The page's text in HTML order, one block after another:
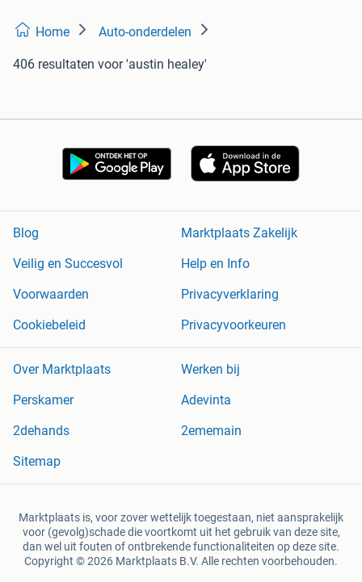
Home Auto-onderdelen
406 resultaten voor 'austin healey'
Blog
Marktplaats Zakelijk
Veilig en Succesvol
Help en Info
Voorwaarden
Privacyverklaring
Cookiebeleid
Privacyvoorkeuren
Over Marktplaats
Werken bij
Perskamer
Adevinta
2dehands
2ememain
Sitemap
Marktplaats is, voor zover wettelijk toegestaan, niet aansprakelijk
voor (gevolg)schade die voortkomt uit het gebruik van deze site,
dan wel uit fouten of ontbrekende functionaliteiten op deze site.
Copyright © 2026 Marktplaats B.V. Alle rechten voorbehouden.